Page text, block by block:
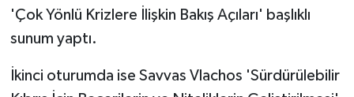
'Çok Yönlü Krizlere İlişkin Bakış Açıları' başlıklı
sunum yaptı.
İkinci oturumda ise Savvas Vlachos 'Sürdürülebilir